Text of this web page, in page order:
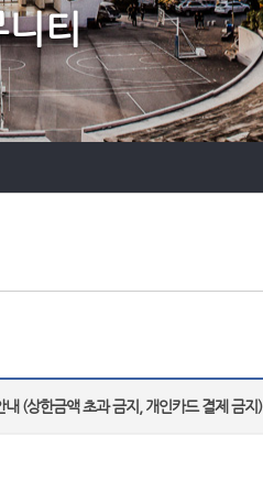
편입학
연구센터
연구성과
티
(상한금액 초과 금지, 개인카드 결제 금지)